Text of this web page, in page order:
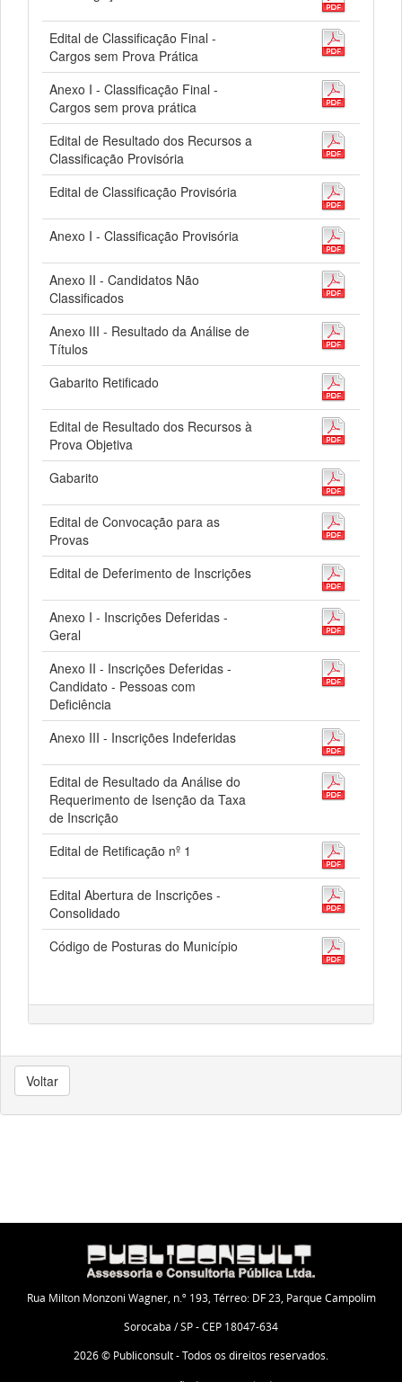
Edital de Classificação Final -
Cargos sem Prova Prática
Anexo I - Classificação Final -
Cargos sem prova prática
Edital de Resultado dos Recursos a
Classificação Provisória
Edital de Classificação Provisória
Anexo I - Classificação Provisória
Anexo II - Candidatos Não
Classificados
Anexo III - Resultado da Análise de
Títulos
Gabarito Retificado
Edital de Resultado dos Recursos à
Prova Objetiva
Gabarito
Edital de Convocação para as
Provas
Edital de Deferimento de Inscrições
Anexo I - Inscrições Deferidas -
Geral
Anexo II - Inscrições Deferidas -
Candidato - Pessoas com
Deficiência
Anexo III - Inscrições Indeferidas
Edital de Resultado da Análise do
Requerimento de Isenção da Taxa
de Inscrição
Edital de Retificação nº 1
Edital Abertura de Inscrições -
Consolidado
Código de Posturas do Município
Voltar
Rua Milton Monzoni Wagner, n.º 193, Térreo: DF 23, Parque Campolim
Sorocaba / SP - CEP 18047-634
2026 © Publiconsult - Todos os direitos reservados.